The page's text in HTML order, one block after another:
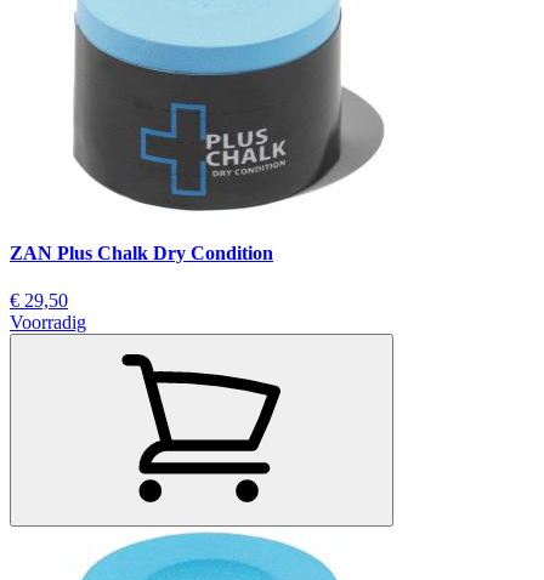
ZAN Plus Chalk Dry Condition
€ 29,50
Voorradig